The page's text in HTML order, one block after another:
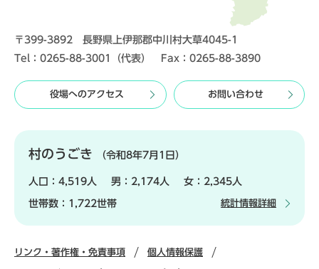
〒399-3892 長野県上伊那郡中川村大草4045-1
Tel：0265-88-3001（代表） Fax：0265-88-3890
役場へのアクセス お問い合わせ
村のうごき （令和8年7月1日）
人口： 4,519人 男： 2,174人 女： 2,345人
世帯数： 1,722世帯 統計情報詳細
リンク・著作権・免責事項 個人情報保護